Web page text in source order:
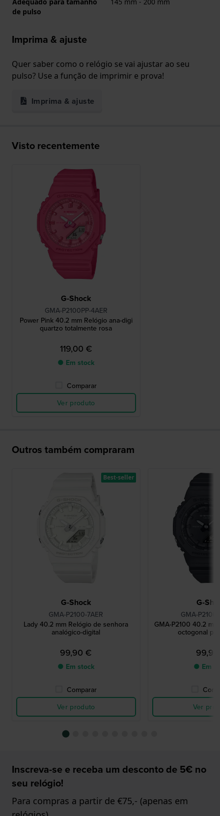
Adequado para tamanho
de pulso
145 mm - 200 mm
Imprima & ajuste
Quer saber como o relógio se vai ajustar ao seu
pulso? Use a função de imprimir e prova!
Imprima & ajuste
Visto recentemente
G-Shock
GMA-P2100PP-4AER
Power Pink 40.2 mm Relógio ana-digi
quartzo totalmente rosa
119,00 €
● Em stock
Comparar
Ver produto
Outros também compraram
G-Shock
GMA-P2100-7AER
Lady 40.2 mm Relógio de senhora
analógico-digital
99,90 €
● Em stock
Comparar
Ver produto
Best-seller
G-
GMA-
GMA-P2100 40.2
octogonal
● Em
Ver
Inscreva-se e receba um desconto de 5€ no
seu relógio!
Para compras a partir de €75,- (apenas em